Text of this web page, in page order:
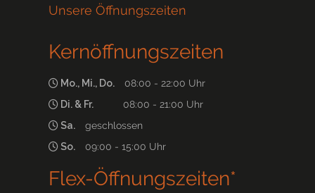
Unsere Öffnungszeiten
Kernöffnungszeiten
Mo., Mi., Do.
08:00 - 22:00 Uhr
Di. & Fr.
08:00 - 21:00 Uhr
Sa.
geschlossen
So.
09:00 - 15:00 Uhr
Flex-Öffnungszeiten*